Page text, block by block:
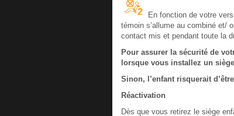
En fonction de votre
témoin s’allume au combiné et/
contact mis et pendant toute la
Pour assurer la sécurité de
lorsque vous installez un
Sinon, l’enfant risquerait
Réactivation
Dès que vous retirez le siège